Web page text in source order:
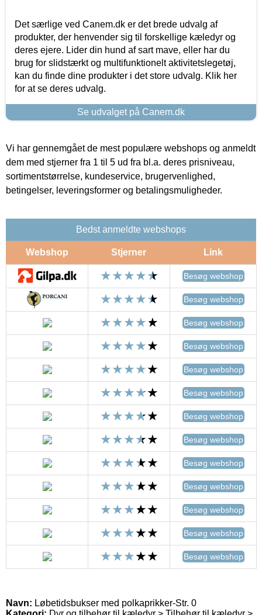
Det særlige ved Canem.dk er det brede udvalg af
produkter, der henvender sig til forskellige kæledyr og
deres ejere. Lider din hund af sart mave, eller har du
brug for slidstærkt og multifunktionelt aktivitetslegetøj,
kan du finde dine produkter i det store udvalg. Klik her
for at se deres udvalg.
Se udvalget på Canem.dk
Vi har gennemgået de mest populære webshops og anmeldt
dem med stjerner fra 1 til 5 ud fra bl.a. deres prisniveau,
sortimentstørrelse, kundeservice, brugervenlighed,
betingelser, leveringsformer og betalingsmuligheder.
Bedst anmeldte webshops
Webshop Stjerner Link
Besøg webshop
Besøg webshop
Besøg webshop
Besøg webshop
Besøg webshop
Besøg webshop
Besøg webshop
Besøg webshop
Besøg webshop
Besøg webshop
Besøg webshop
Besøg webshop
Besøg webshop
Navn: Løbetidsbukser med polkaprikker-Str. 0